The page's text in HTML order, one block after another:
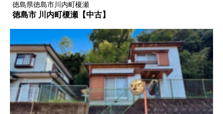
徳島県徳島市川内町榎瀬
徳島市 川内町榎瀬【中古】